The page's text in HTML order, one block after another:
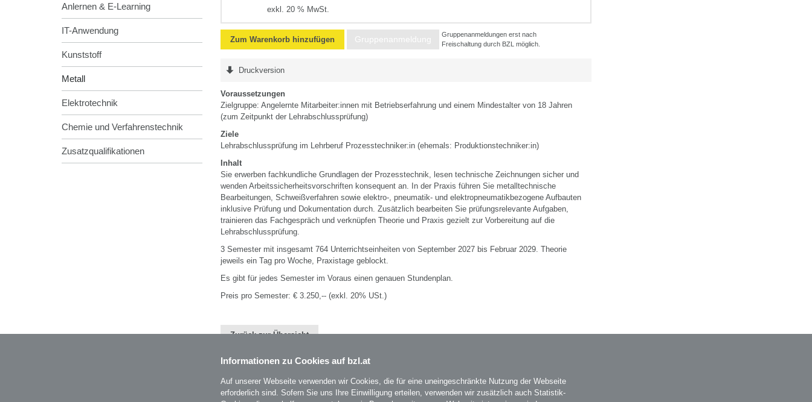
Anlernen & E-Learning
IT-Anwendung
Kunststoff
Metall
Elektrotechnik
Chemie und Verfahrenstechnik
Zusatzqualifikationen
exkl. 20 % MwSt.
Zum Warenkorb hinzufügen Gruppenanmeldung
Gruppenanmeldungen erst nach
Freischaltung durch BZL möglich.
Druckversion
Voraussetzungen
Zielgruppe: Angelernte Mitarbeiter:innen mit Betriebserfahrung und einem Mindestalter von 18 Jahren
(zum Zeitpunkt der Lehrabschlussprüfung)
Ziele
Lehrabschlussprüfung im Lehrberuf Prozesstechniker:in (ehemals: Produktionstechniker:in)
Inhalt
Sie erwerben fachkundliche Grundlagen der Prozesstechnik, lesen technische Zeichnungen sicher und
wenden Arbeitssicherheitsvorschriften konsequent an. In der Praxis führen Sie metalltechnische
Bearbeitungen, Schweißverfahren sowie elektro-, pneumatik- und elektropneumatikbezogene Aufbauten
inklusive Prüfung und Dokumentation durch. Zusätzlich bearbeiten Sie prüfungsrelevante Aufgaben,
trainieren das Fachgespräch und verknüpfen Theorie und Praxis gezielt zur Vorbereitung auf die
Lehrabschlussprüfung.
3 Semester mit insgesamt 764 Unterrichtseinheiten von September 2027 bis Februar 2029. Theorie
jeweils ein Tag pro Woche, Praxistage geblockt.
Es gibt für jedes Semester im Voraus einen genauen Stundenplan.
Preis pro Semester: € 3.250,-- (exkl. 20% USt.)
Zurück zur Übersicht
Informationen zu Cookies auf bzl.at
Auf unserer Webseite verwenden wir Cookies, die für eine uneingeschränkte Nutzung der Webseite
erforderlich sind. Sofern Sie uns Ihre Einwilligung erteilen, verwenden wir zusätzlich auch Statistik-